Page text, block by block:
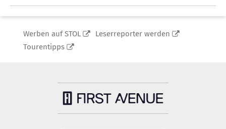
Werben auf STOL
Leserreporter werden
Tourentipps